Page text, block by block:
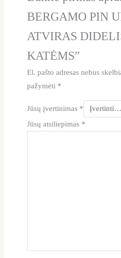
BERGAMO PIN
ATVIRAS
KATĖMS”
El. pašto adresas nebus
pažymėti *
Jūsų įvertinimas *
Jūsų atsiliepimas *